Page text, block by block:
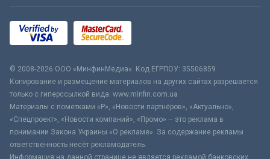
© 2008-2026 ООО «МинфинМедиа». Код ЕГРПОУ: 35506859
Копирование и размещение материалов на других сайтах разрешается
только с гиперссылкой вида: www.minfin.com.ua
Материалы с пометками «Р», «Новости партнёров», «Актуально»,
«Спецпроект», «Новости компаний», «Промо» – это реклама в
понимании Закона Украины «О рекламе». За содержание рекламы
ответственность несёт рекламодатель.